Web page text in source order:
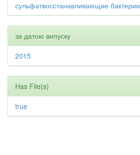
сульфатвосстанавливающие бактерии
за датою випуску
2015
Has File(s)
true